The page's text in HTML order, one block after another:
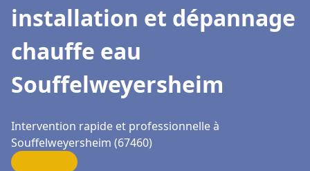
installation et dépannage
chauffe eau
Souffelweyersheim
Intervention rapide et professionnelle à
Souffelweyersheim (67460)